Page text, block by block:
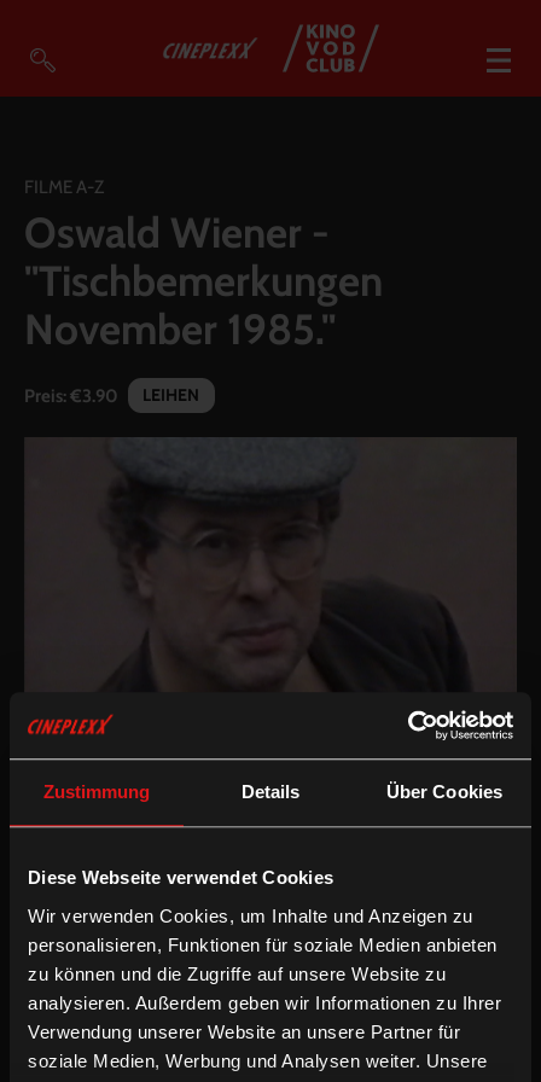
Zustimmung Details Über Cookies
Diese Webseite verwendet Cookies
Wir verwenden Cookies, um Inhalte und Anzeigen zu
personalisieren, Funktionen für soziale Medien anbieten
zu können und die Zugriffe auf unsere Website zu
analysieren. Außerdem geben wir Informationen zu Ihrer
Verwendung unserer Website an unsere Partner für
soziale Medien, Werbung und Analysen weiter. Unsere
So geht’s
Filmpakete
Gutscheine
Warenkorb
Suche
FILME A-Z
Oswald Wiener -
"Tischbemerkungen
November 1985."
Preis:€3.90 LEIHEN
Dokumentarfilm
Regie:VALIE EXPORT
Menschenfrauen&Die Praxis der Liebe&
Weitere Dokumentationen von VALIE EXPORT:
Aktionskunst International&Das Unsagbare sagen
Dokumentarfilm / Experimentell
In ihrer prägnant-künstlerischen Handschrift portraitiert VALIE